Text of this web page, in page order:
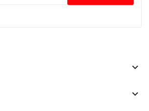
keyboard_arrow_down
keyboard_arrow_down